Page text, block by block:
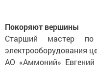
Покоряют вершины
Старший мастер
электрооборудования
АО «Аммоний»